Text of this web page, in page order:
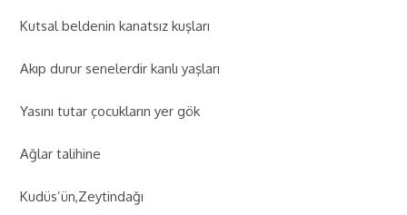
Kutsal beldenin kanatsız kuşları
Akıp durur senelerdir kanlı yaşları
Yasını tutar çocukların yer gök
Ağlar talihine
Kudüs’ün,Zeytindağı